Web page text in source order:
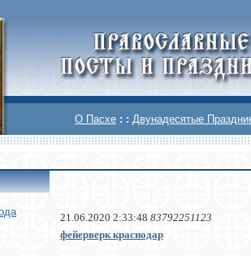
О Пасхе : : Двунадесятые
21.06.2020 2:33:48 83792251123
фейерверк краснодар